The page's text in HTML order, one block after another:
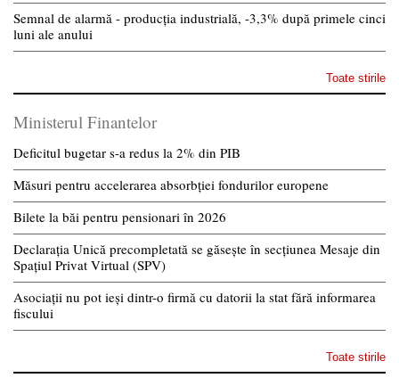
Semnal de alarmă - producția industrială, -3,3% după primele cinci
luni ale anului
Toate stirile
Ministerul Finantelor
Deficitul bugetar s-a redus la 2% din PIB
Măsuri pentru accelerarea absorbției fondurilor europene
Bilete la băi pentru pensionari în 2026
Declarația Unică precompletată se găsește în secțiunea Mesaje din
Spațiul Privat Virtual (SPV)
Asociații nu pot ieși dintr-o firmă cu datorii la stat fără informarea
fiscului
Toate stirile